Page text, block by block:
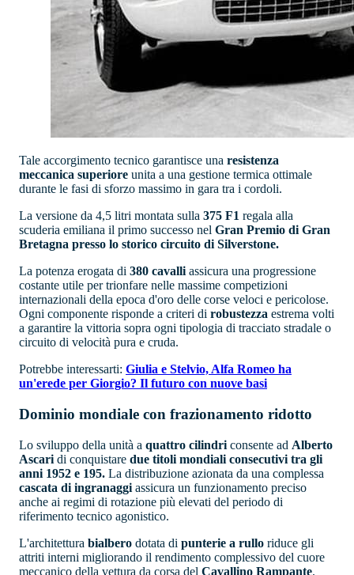
Tale accorgimento tecnico garantisce una resistenza
meccanica superiore unita a una gestione termica ottimale
durante le fasi di sforzo massimo in gara tra i cordoli.
La versione da 4,5 litri montata sulla 375 F1 regala alla
scuderia emiliana il primo successo nel Gran Premio di Gran
Bretagna presso lo storico circuito di Silverstone.
La potenza erogata di 380 cavalli assicura una progressione
costante utile per trionfare nelle massime competizioni
internazionali della epoca d'oro delle corse veloci e pericolose.
Ogni componente risponde a criteri di robustezza estrema volti
a garantire la vittoria sopra ogni tipologia di tracciato stradale o
circuito di velocità pura e cruda.
Potrebbe interessarti: Giulia e Stelvio, Alfa Romeo ha
un'erede per Giorgio? Il futuro con nuove basi
Dominio mondiale con frazionamento ridotto
Lo sviluppo della unità a quattro cilindri consente ad Alberto
Ascari di conquistare due titoli mondiali consecutivi tra gli
anni 1952 e 195. La distribuzione azionata da una complessa
cascata di ingranaggi assicura un funzionamento preciso
anche ai regimi di rotazione più elevati del periodo di
riferimento tecnico agonistico.
L'architettura bialbero dotata di punterie a rullo riduce gli
attriti interni migliorando il rendimento complessivo del cuore
meccanico della vettura da corsa del Cavallino Rampante.